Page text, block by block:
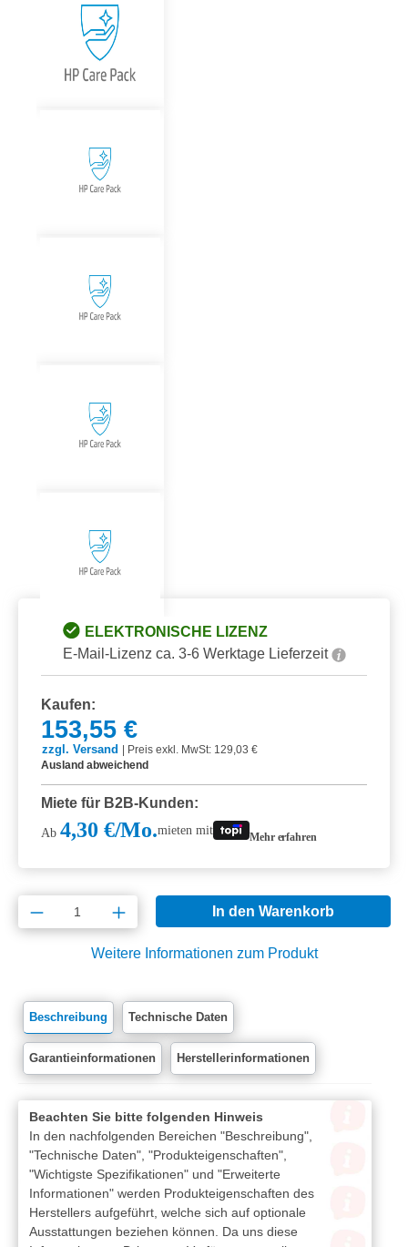
ELEKTRONISCHE LIZENZ
E-Mail-Lizenz ca. 3-6 Werktage Lieferzeit
Kaufen:
153,55 €
zzgl. Versand
Preis exkl. MwSt: 129,03 €
Ausland abweichend
Miete für B2B-Kunden:
Ab 4,30 €/Mo.mieten mit Mehr erfahren
Produkt Anzahl: Gib den gewünschten
In den Warenkorb
Weitere Informationen zum Produkt
Beschreibung Technische Daten
Garantieinformationen Herstellerinformationen
Beachten Sie bitte folgenden Hinweis
In den nachfolgenden Bereichen "Beschreibung",
"Technische Daten", "Produkteigenschaften",
"Wichtigste Spezifikationen" und "Erweiterte
Informationen" werden Produkteigenschaften des
Herstellers aufgeführt, welche sich auf optionale
Ausstattungen beziehen können. Da uns diese